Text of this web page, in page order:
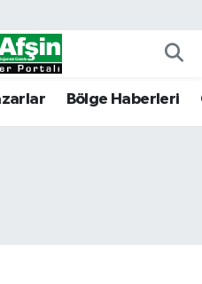
Bölge Haberleri
Eczaneler